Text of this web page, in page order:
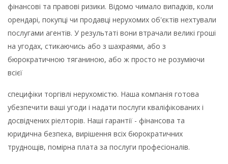
фінансові та правові ризики. Відомо чимало випадків, коли
орендарі, покупці чи продавці нерухомих об'єктів нехтували
послугами агентів. У результаті вони втрачали великі гроші
на угодах, стикаючись або з шахраями, або з
бюрократичною тяганиною, або ж просто не розуміючи
всієї
специфіки торгівлі нерухомістю. Наша компанія готова
убезпечити ваші угоди і надати послуги кваліфікованих і
досвідчених ріелторів. Наші гарантії - фінансова та
юридична безпека, вирішення всіх бюрократичних
труднощів, помірна плата за послуги професіоналів.